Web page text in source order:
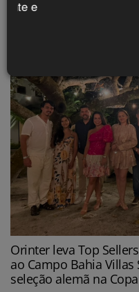
Orinter leva Top
ao Campo Bahia
seleção alemã na